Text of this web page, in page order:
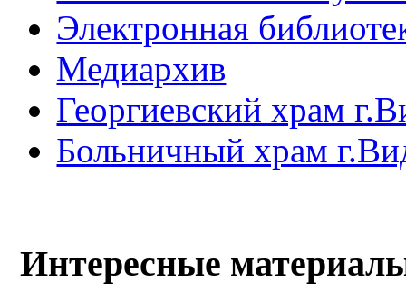
Электронная
Медиархив
Георгиевский храм
Больничный храм
Интересные